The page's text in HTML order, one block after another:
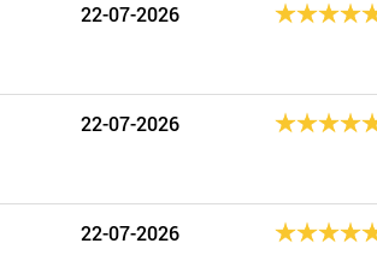
22-07-2026
22-07-2026
22-07-2026